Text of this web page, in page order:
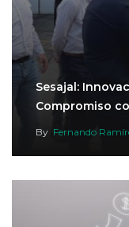
Sesajal:
Compromiso
By Fernando